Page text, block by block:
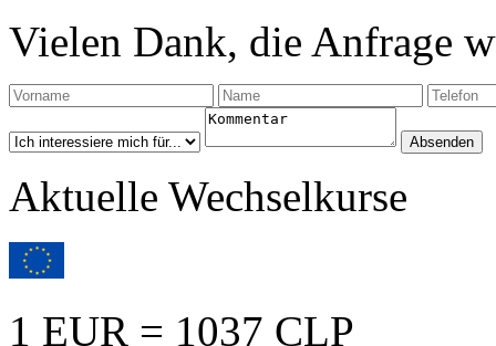
Vielen Dank, die Anfrage
Aktuelle Wechselkurse
1 EUR = 1037 CLP